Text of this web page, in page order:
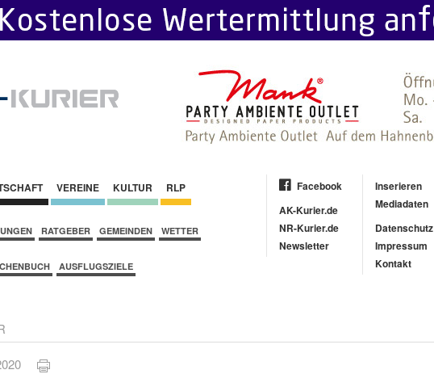
VEREINE KULTUR RLP
RATGEBER GEMEINDEN WETTER
AUSFLUGSZIELE
Facebook
AK-Kurier.de
NR-Kurier.de
Newsletter
Inserieren
Mediadaten
Datenschutz
Impressum
Kontakt